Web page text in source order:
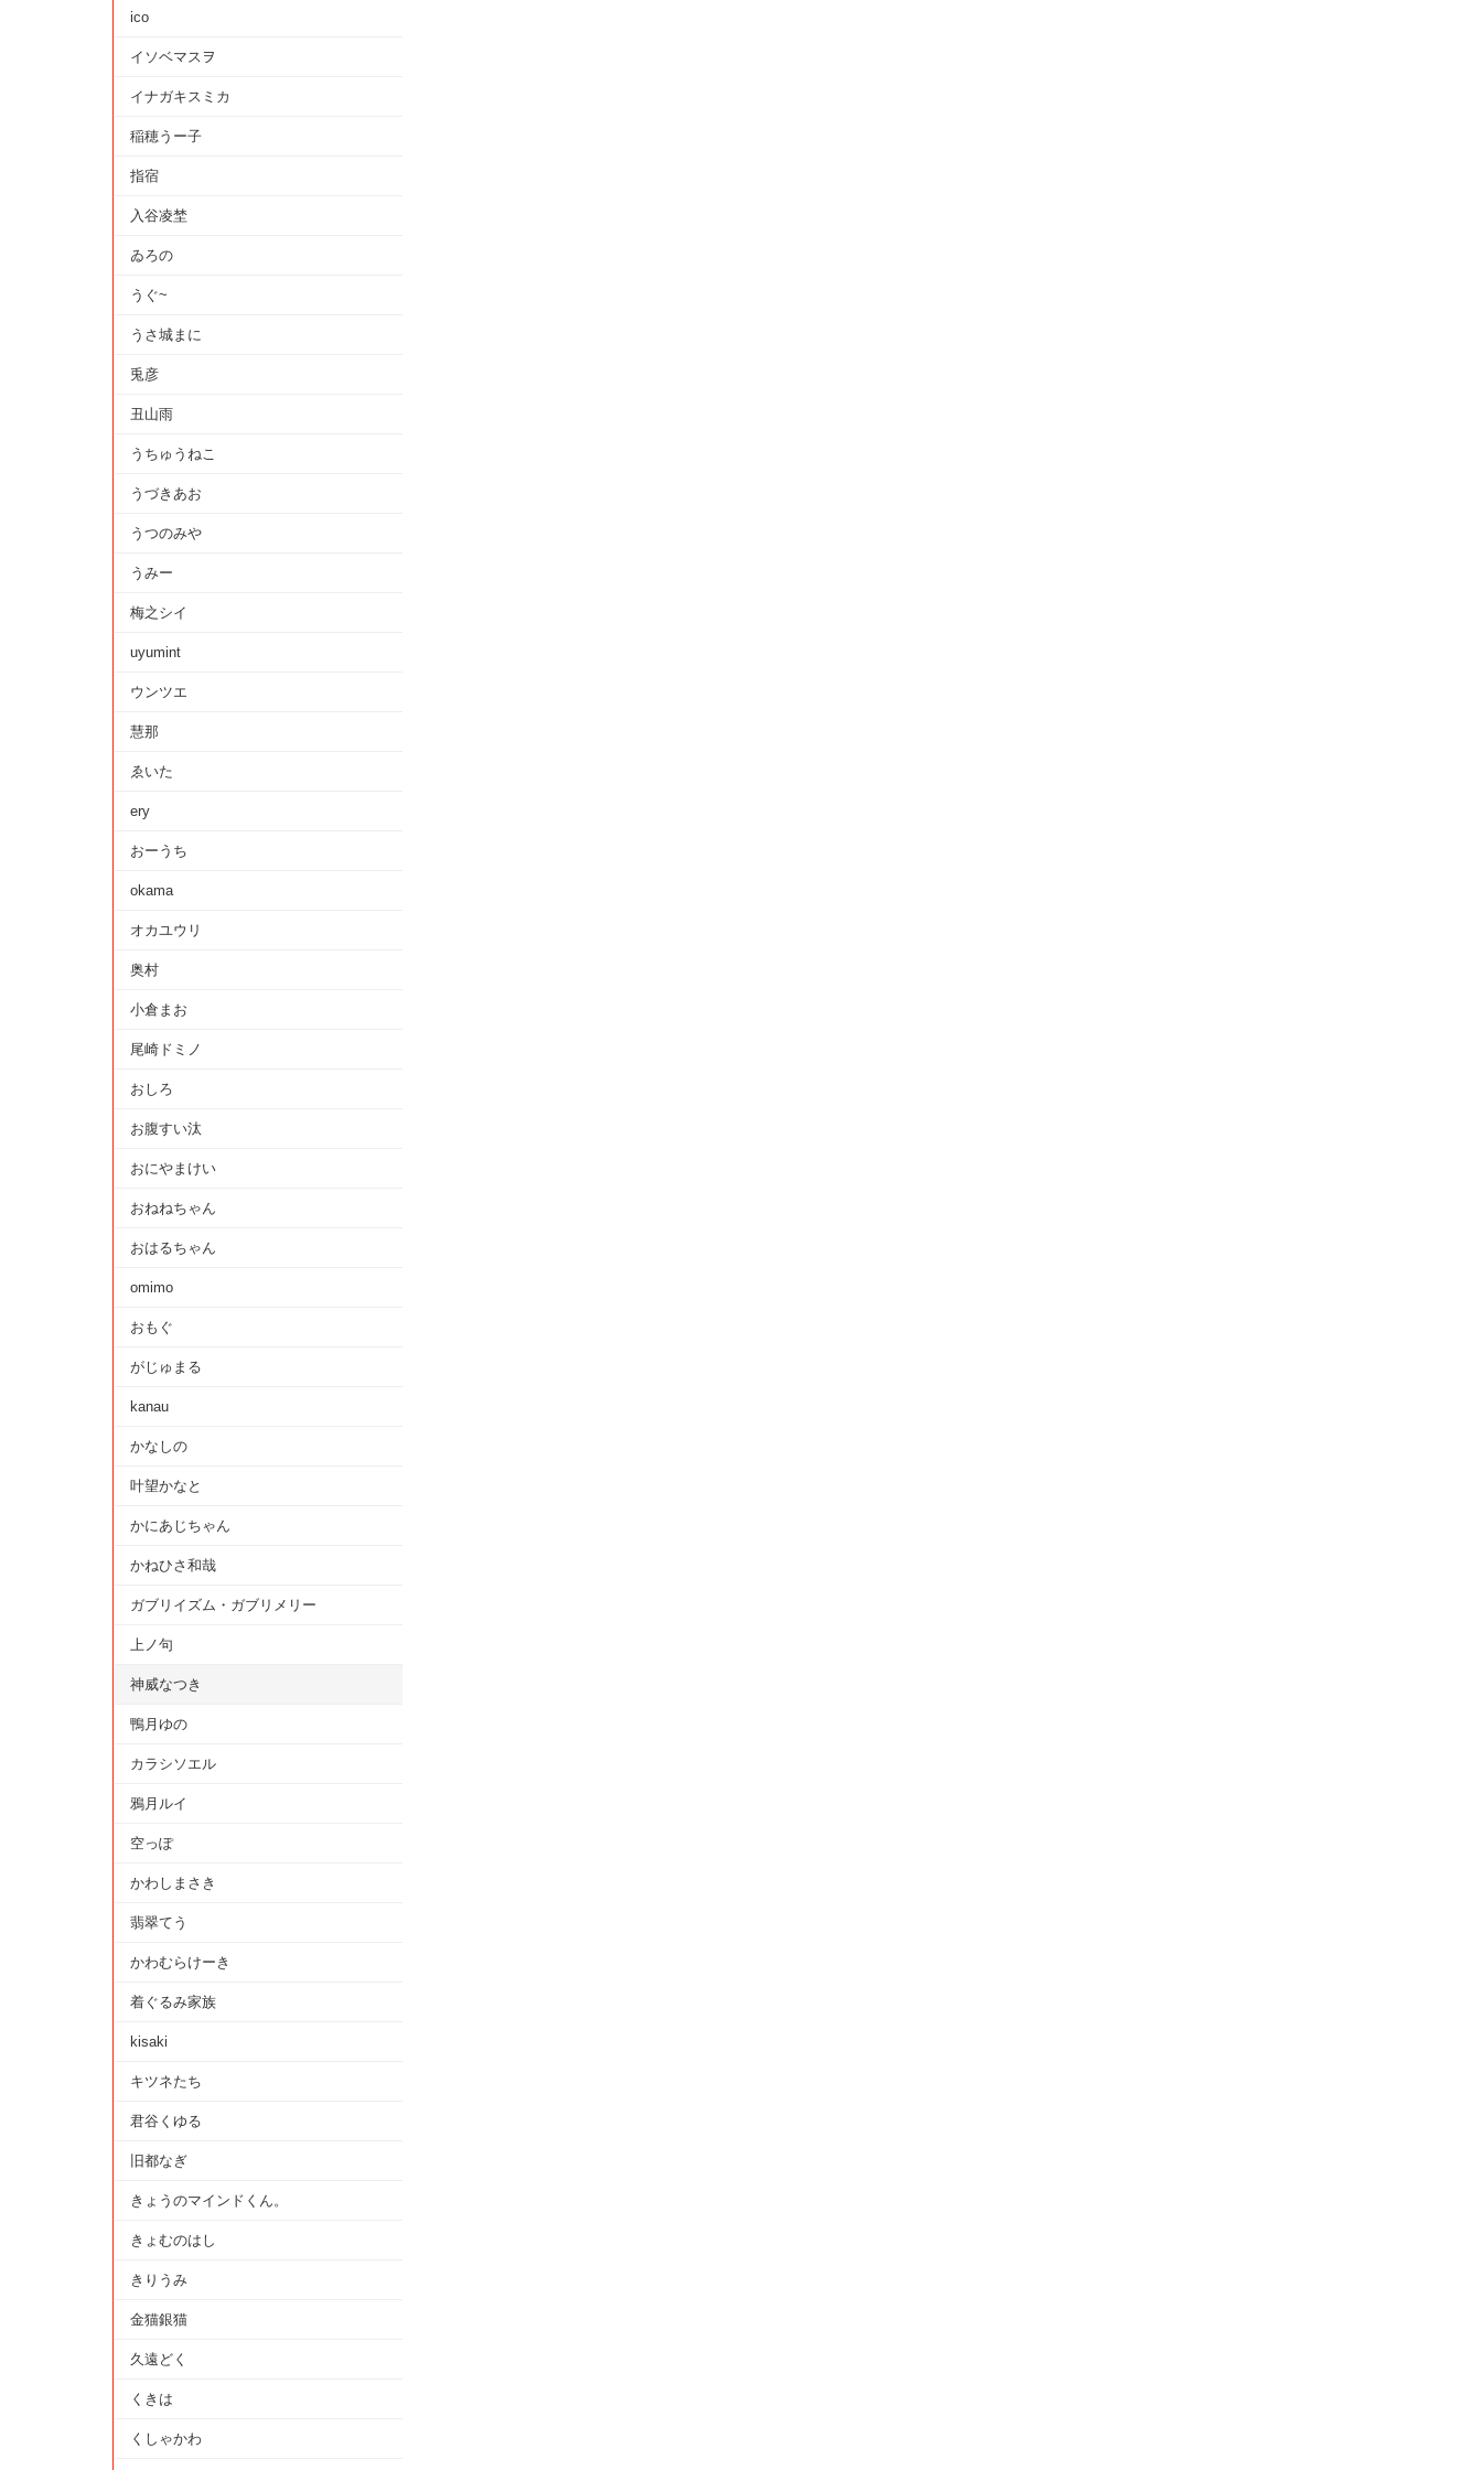
ico
イソベマスヲ
イナガキスミカ
稲穂うー子
指宿
入谷凌埜
ゐろの
うぐ~
うさ城まに
兎彦
丑山雨
うちゅうねこ
うづきあお
うつのみや
うみー
梅之シイ
uyumint
ウンツエ
慧那
ゑいた
ery
おーうち
okama
オカユウリ
奥村
小倉まお
尾崎ドミノ
おしろ
お腹すい汰
おにやまけい
おねねちゃん
おはるちゃん
omimo
おもぐ
がじゅまる
kanau
かなしの
叶望かなと
かにあじちゃん
かねひさ和哉
ガブリイズム・ガブリメリー
上ノ句
神威なつき
鴨月ゆの
カラシソエル
鴉月ルイ
空っぽ
かわしまさき
翡翠てう
かわむらけーき
着ぐるみ家族
kisaki
キツネたち
君谷くゆる
旧都なぎ
きょうのマインドくん。
きょむのはし
きりうみ
金猫銀猫
久遠どく
くきは
くしゃかわ